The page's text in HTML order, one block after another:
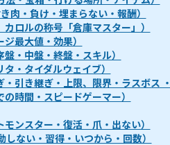
肉・負け・埋まらない・報酬）
ロルの称号「倉庫マスター」）
最大値・効果）
・中盤・終盤・スキル）
・タイダルウェイブ）
引き継ぎ・上限、限界・ラスボス ・
時間・スピードゲーマー）
ンスター・復活・爪・出ない）
ない・習得・いつから・回数）